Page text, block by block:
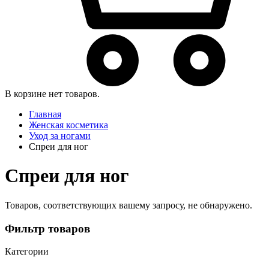
В корзине нет товаров.
Главная
Женская косметика
Уход за ногами
Спреи для ног
Спреи для ног
Товаров, соответствующих вашему запросу, не обнаружено.
Фильтр товаров
Категории